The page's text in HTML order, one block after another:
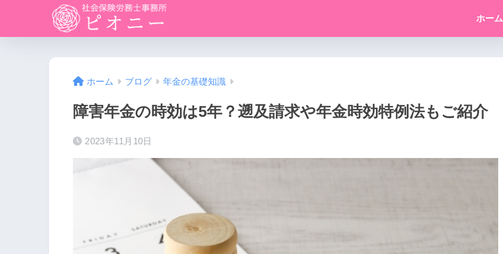
ホーム
ホーム ブログ 年金の基礎知識
障害年金の時効は5年？遡及請求や年金時効特例法もご紹介
2023年11月10日